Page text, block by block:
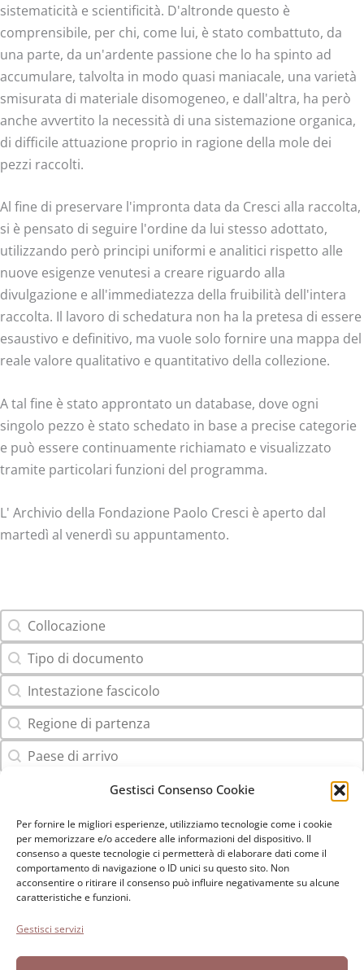
Gestisci Consenso Cookie
Per fornire le migliori esperienze, utilizziamo tecnologie come i cookie
per memorizzare e/o accedere alle informazioni del dispositivo. Il
consenso a queste tecnologie ci permetterà di elaborare dati come il
comportamento di navigazione o ID unici su questo sito. Non
acconsentire o ritirare il consenso può influire negativamente su alcune
caratteristiche e funzioni.
Gestisci servizi
sistematicità e scientificità. D'altronde questo è
comprensibile, per chi, come lui, è stato combattuto, da
una parte, da un'ardente passione che lo ha spinto ad
accumulare, talvolta in modo quasi maniacale, una varietà
smisurata di materiale disomogeneo, e dall'altra, ha però
anche avvertito la necessità di una sistemazione organica,
di difficile attuazione proprio in ragione della mole dei
pezzi raccolti.
Al fine di preservare l'impronta data da Cresci alla raccolta,
si è pensato di seguire l'ordine da lui stesso adottato,
utilizzando però principi uniformi e analitici rispetto alle
nuove esigenze venutesi a creare riguardo alla
divulgazione e all'immediatezza della fruibilità dell'intera
raccolta. Il lavoro di schedatura non ha la pretesa di essere
esaustivo e definitivo, ma vuole solo fornire una mappa del
reale valore qualitativo e quantitativo della collezione.
A tal fine è stato approntato un database, dove ogni
singolo pezzo è stato schedato in base a precise categorie
e può essere continuamente richiamato e visualizzato
tramite particolari funzioni del programma.
L' Archivio della Fondazione Paolo Cresci è aperto dal
martedì al venerdì su appuntamento.
Collocazione
Contenuto della ricerca
Tipo di documento
Contenuto della ricerca
Intestazione fascicolo
Contenuto della ricerca
Regione di partenza
Contenuto della ricerca
Paese di arrivo
Contenuto della ricerca
Fondazione Paolo Cresciper la storia dell’emigrazione
italiana
Cortile Carrara, 1 - 55100 Lucca
Tel 0583 417483/4; Fax 0583 417770
Accessibilità